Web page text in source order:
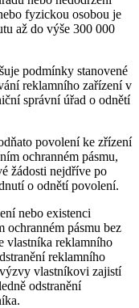
fyzickou osobou je
až do výše 300 000
podmínky stanovené
reklamního zařízení v
správní úřad o odnětí
povolení ke zřízení
ochranném pásmu,
žádosti nejdříve po
o odnětí povolení.
nebo existenci
ochranném pásmu bez
vlastníka reklamního
reklamního
vlastníkovi zajistí
odstranění